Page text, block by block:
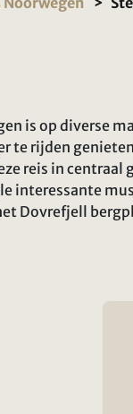
is op diverse
te rijden
reis in centraal
interessante
Dovrefjell